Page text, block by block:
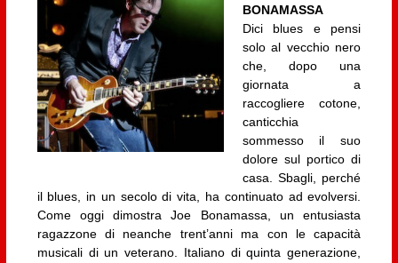
BONAMASSA
Dici blues e pensi
solo al vecchio nero
che, dopo una
giornata a
raccogliere cotone,
canticchia
sommesso il suo
dolore sul portico di
casa. Sbagli, perché
il blues, in un secolo di vita, ha continuato ad evolversi.
Come oggi dimostra Joe Bonamassa, un entusiasta
ragazzone di neanche trent’anni ma con le capacità
musicali di un veterano. Italiano di quinta generazione,